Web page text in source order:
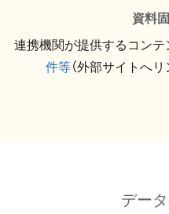
資料
連携機関が提供するコンテ
件等（外部サイトへ
デー